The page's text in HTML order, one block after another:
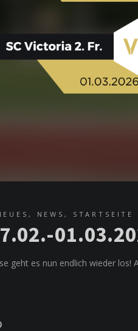
, NEWS , STARTSEITE
geht es nun endlich wieder